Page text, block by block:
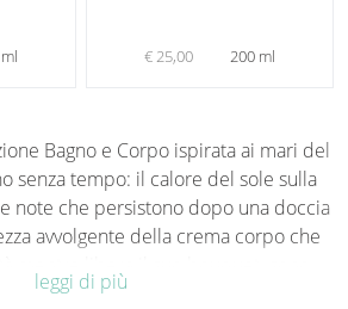
€ 25,00 200 ml
Bagno e Corpo ispirata ai mari del
senza tempo: il calore del sole sulla
note che persistono dopo una doccia
avvolgente della crema corpo che
dai prodotti bagno e corpo della
leggi di più